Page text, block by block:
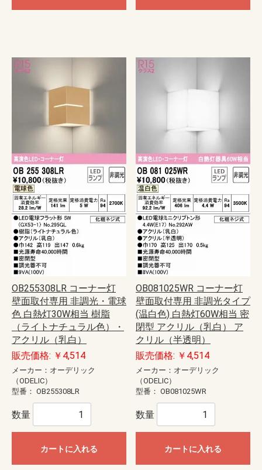
OB255308LR コーナー灯
壁面取付専用 非調光・電球
色 白熱灯30W相当 樹脂
（ライトナチュラル色）・
アクリル（乳白）
販売価格: ￥4,514
メーカー：オーデリック
（ODELIC）
型番： OB255308LR
数量
カートに入れる
OB081025WR コーナー灯
壁面取付専用 非調光タイプ
(温白色) 白熱灯60W相当 密
閉型 アクリル（乳白） ア
クリル（半透明）
販売価格: ￥4,514
メーカー：オーデリック
（ODELIC）
型番： OB081025WR
数量
カートに入れる